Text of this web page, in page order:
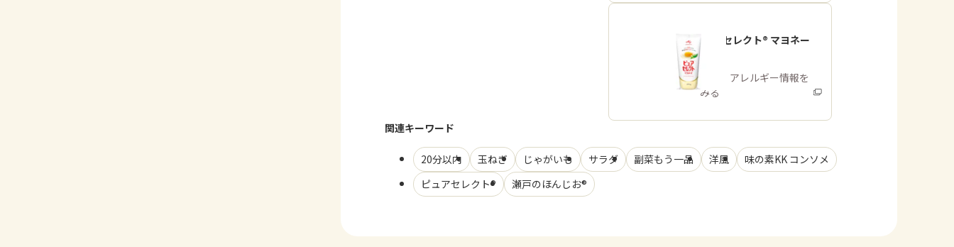
「ピュアセレクト® マヨネー
ズ」
商品・アレルギー情報を
みる
関連キーワード
20分以内 玉ねぎ じゃがいも サラダ 副菜もう一品 洋風
味の素KK コンソメ
ピュアセレクト®
瀬戸のほんじお®